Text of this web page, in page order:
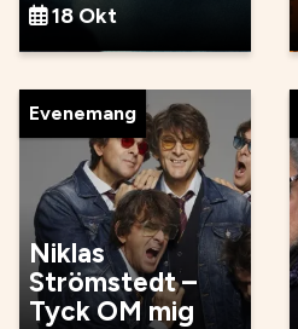
18 Okt
Evenemang
Niklas
Strömstedt –
Tyck OM mig